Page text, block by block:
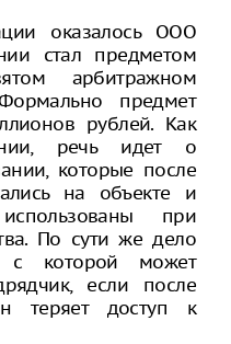
оказалось ООО
стал предметом
арбитражном
предмет
рублей. Как
речь идет о
которые после
на объекте и
при
По сути же дело
с которой может
если после
теряет доступ к